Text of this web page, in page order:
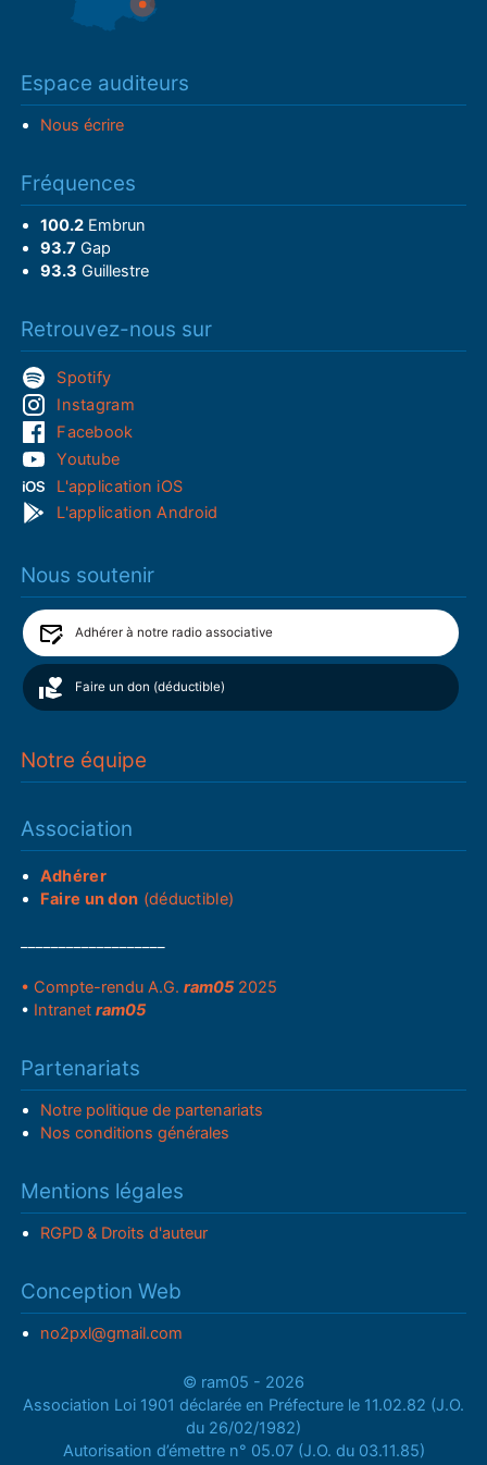
Espace auditeurs
Nous écrire
Fréquences
100.2Embrun
93.7 Gap
93.3 Guillestre
Retrouvez-nous sur
Spotify
Instagram
Facebook
Youtube
L'application iOS
L'application Android
Nous soutenir
Adhérer à notre radio associative
Faire un don (déductible)
Notre équipe
Association
Adhérer
Faire un don (déductible)
• Compte-rendu A.G.ram05 2025
• Intranetram05
Partenariats
Notre politique de partenariats
Nos conditions générales
Mentions légales
RGPD & Droits d'auteur
Conception Web
no2pxl@gmail.com
© ram05 - 2026
Association Loi 1901 déclarée en Préfecture le 11.02.82 (J.O.
du 26/02/1982)
Autorisation d’émettre n° 05.07 (J.O. du 03.11.85)